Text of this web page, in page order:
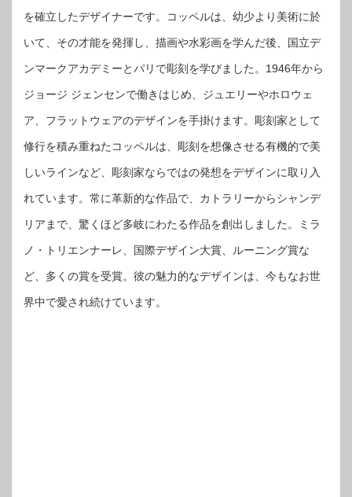
を確立したデザイナーです。コッペルは、幼少より美術に於
いて、その才能を発揮し、描画や水彩画を学んだ後、国立デ
ンマークアカデミーとパリで彫刻を学びました。1946年から
ジョージ ジェンセンで働きはじめ、ジュエリーやホロウェ
ア、フラットウェアのデザインを手掛けます。彫刻家として
修行を積み重ねたコッペルは、彫刻を想像させる有機的で美
しいラインなど、彫刻家ならではの発想をデザインに取り入
れています。常に革新的な作品で、カトラリーからシャンデ
リアまで、驚くほど多岐にわたる作品を創出しました。ミラ
ノ・トリエンナーレ、国際デザイン大賞、ルーニング賞な
ど、多くの賞を受賞。彼の魅力的なデザインは、今もなお世
界中で愛され続けています。